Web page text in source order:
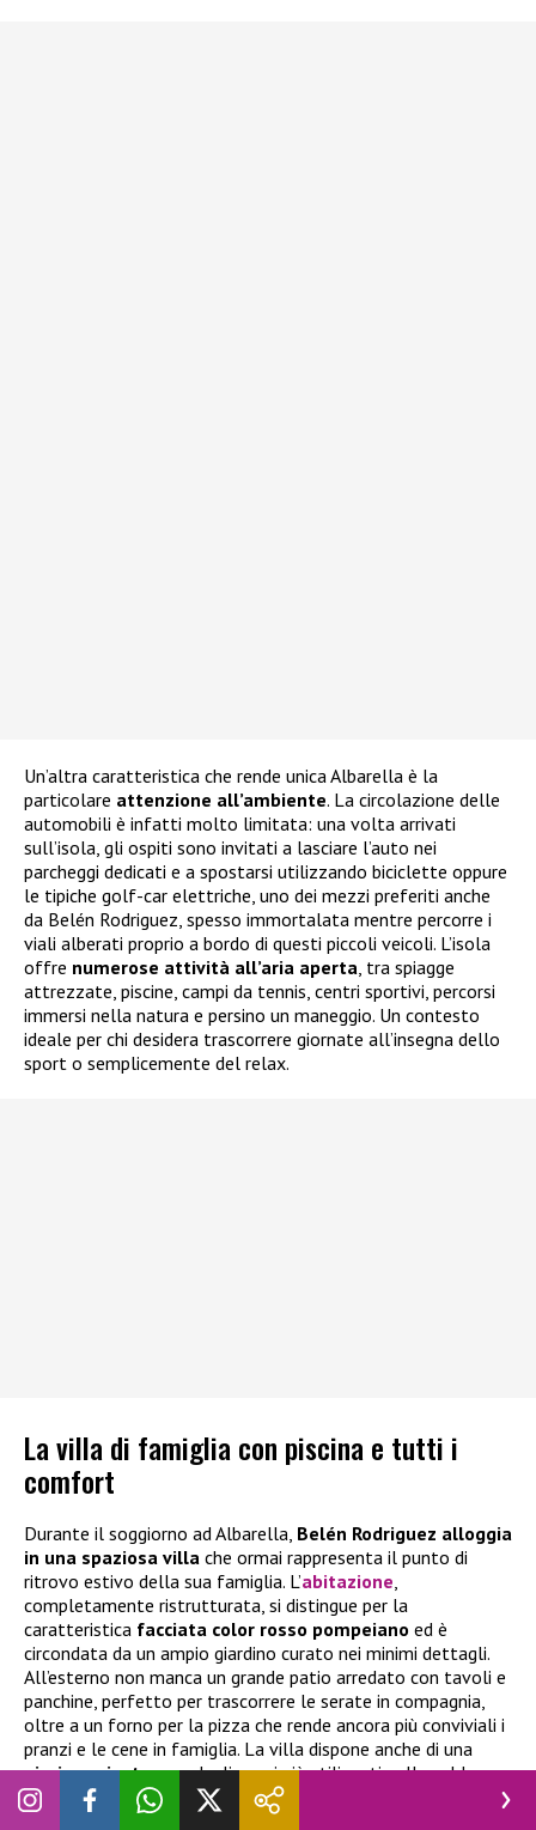
Un’altra caratteristica che rende unica Albarella è la
particolare attenzione all’ambiente. La circolazione delle
automobili è infatti molto limitata: una volta arrivati
sull’isola, gli ospiti sono invitati a lasciare l’auto nei
parcheggi dedicati e a spostarsi utilizzando biciclette oppure
le tipiche golf-car elettriche, uno dei mezzi preferiti anche
da Belén Rodriguez, spesso immortalata mentre percorre i
viali alberati proprio a bordo di questi piccoli veicoli. L’isola
offre numerose attività all’aria aperta, tra spiagge
attrezzate, piscine, campi da tennis, centri sportivi, percorsi
immersi nella natura e persino un maneggio. Un contesto
ideale per chi desidera trascorrere giornate all’insegna dello
sport o semplicemente del relax.
La villa di famiglia con piscina e tutti i
comfort
Durante il soggiorno ad Albarella, Belén Rodriguez alloggia
in una spaziosa villa che ormai rappresenta il punto di
ritrovo estivo della sua famiglia. L’abitazione
completamente ristrutturata, si distingue per la
caratteristica facciata color rosso pompeiano ed è
circondata da un ampio giardino curato nei minimi dettagli.
All’esterno non manca un grande patio arredato con tavoli e
panchine, perfetto per trascorrere le serate in compagnia,
oltre a un forno per la pizza che rende ancora più conviviali i
pranzi e le cene in famiglia. La villa dispone anche di una
piscina privata, uno degli spazi più utilizzati nelle calde
giornate estive.